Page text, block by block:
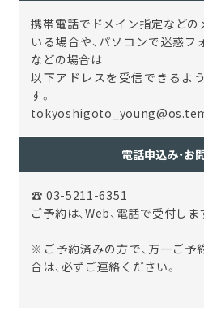
携帯電話でドメイン指定などの
いる場合や、パソコンで迷惑
などの場合は
以下アドレスを受信できるよ
す。
電話申込み・お
☎ 03-5211-6351
ご予約は、Web、電話で受付しま
※ご予約済みの方で、万一ご予
合は、必ずご連絡ください。